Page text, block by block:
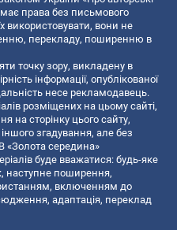
має права без письмового
використовувати, вони не
перекладу, поширенню в
точку зору, викладену в
інформації, опублікованої
несе рекламодавець.
розміщених на цьому сайті,
на сторінку цього сайту,
згадування, але без
«Золота середина»
буде вважатися: будь-яке
наступне поширення,
включенням до
адаптація, переклад